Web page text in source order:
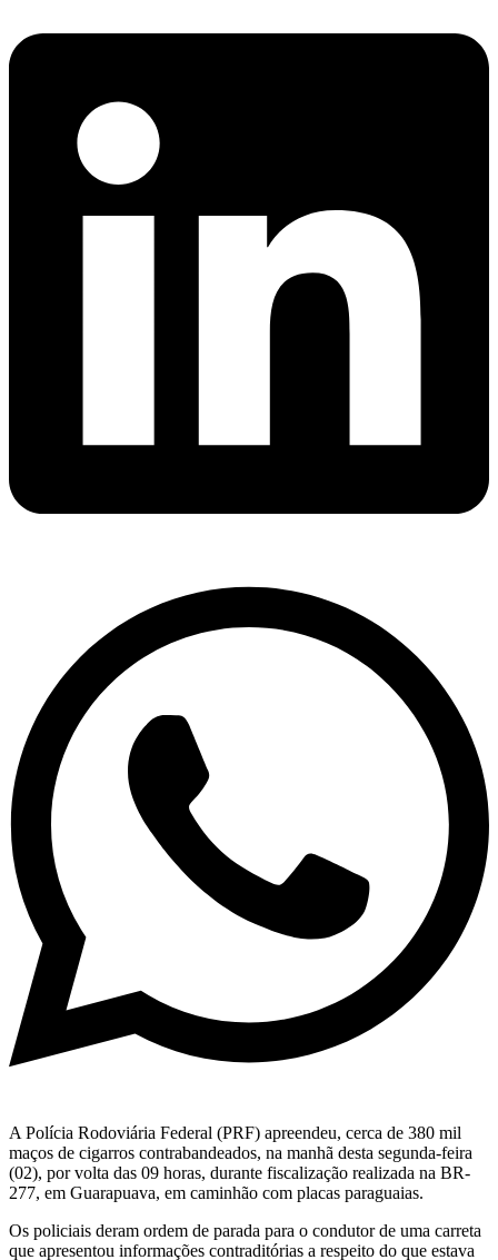
A Polícia Rodoviária Federal (PRF) apreendeu, cerca de 380 mil
maços de cigarros contrabandeados, na manhã desta segunda-feira
(02), por volta das 09 horas, durante fiscalização realizada na BR-
277, em Guarapuava, em caminhão com placas paraguaias.
Os policiais deram ordem de parada para o condutor de uma carreta
que apresentou informações contraditórias a respeito do que estava